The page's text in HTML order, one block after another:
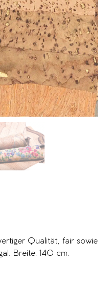
Qualität, fair sowie
Breite: 140 cm.